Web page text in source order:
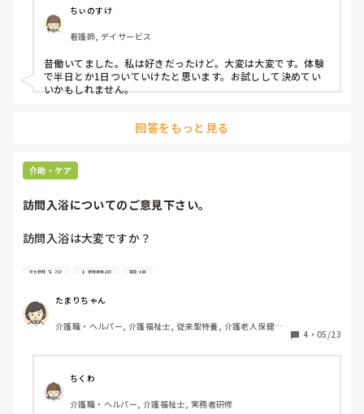
訪問入浴で働く上でのメリット、デメリットが
ありましたら教えてもらえたらなと思います🤔
経験談や友達から聞いた等でも大丈夫です！
よろしくお願いします🙏🏻
ちぃのすけ
看護師, デイサービス
昔働いてました。私は好きだったけど。大変は大変です。体験
で半日とか1日ついていけたと思います。お試しして決めてい
いかもしれません。
回答をもっと見る
介助・ケア
訪問入浴についてのご意見下さい。
訪問入浴は大変ですか？
全く想像がつかないのですが、力仕事になるんでしょうか？
訪問入浴 人間関係 職場
たまりちゃん
介護職・ヘルパー, 介護福祉士, 従来型特養, 介護老人保健施
4 ・ 05/23
ちくわ
介護職・ヘルパー, 介護福祉士, 実務者研修